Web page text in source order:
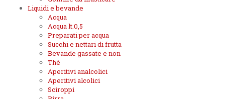
Liquidi e bevande
Acqua
Acqua lt.0,5
Preparati per acqua
Succhi e nettari di frutta
Bevande gassate e non
Thè
Aperitivi analcolici
Aperitivi alcolici
Sciroppi